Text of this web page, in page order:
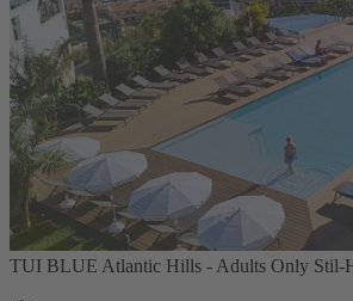
TUI BLUE Atlantic Hills - Adults Only Stil-